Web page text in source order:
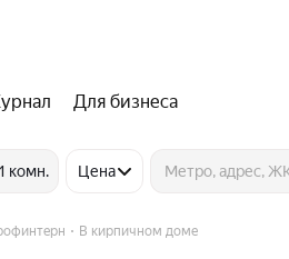
Для бизнеса
1 комн. Цена
В кирпичном доме